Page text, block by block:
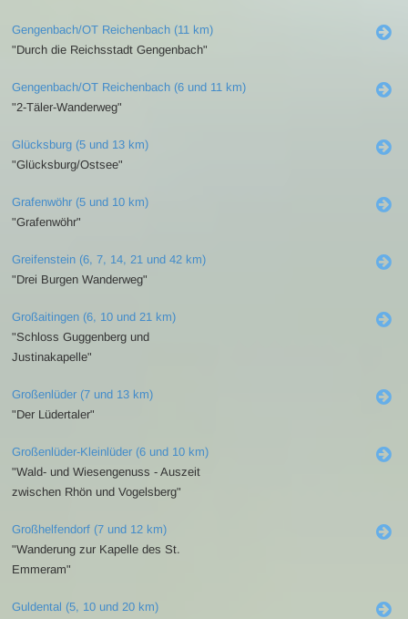
Gengenbach/OT Reichenbach (11 km)
"Durch die Reichsstadt Gengenbach"
Gengenbach/OT Reichenbach (6 und 11 km)
"2-Täler-Wanderweg"
Glücksburg (5 und 13 km)
"Glücksburg/Ostsee"
Grafenwöhr (5 und 10 km)
"Grafenwöhr"
Greifenstein (6, 7, 14, 21 und 42 km)
"Drei Burgen Wanderweg"
Großaitingen (6, 10 und 21 km)
"Schloss Guggenberg und
Justinakapelle"
Großenlüder (7 und 13 km)
"Der Lüdertaler"
Großenlüder-Kleinlüder (6 und 10 km)
"Wald- und Wiesengenuss - Auszeit
zwischen Rhön und Vogelsberg"
Großhelfendorf (7 und 12 km)
"Wanderung zur Kapelle des St.
Emmeram"
Guldental (5, 10 und 20 km)